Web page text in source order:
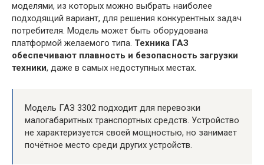
моделями, из которых можно выбрать наиболее
подходящий вариант, для решения конкурентных задач
потребителя. Модель может быть оборудована
платформой желаемого типа. Техника ГАЗ
обеспечивают плавность и безопасность загрузки
техники, даже в самых недоступных местах.
Модель ГАЗ 3302 подходит для перевозки
малогабаритных транспортных средств. Устройство
не характеризуется своей мощностью, но занимает
почётное место среди других устройств.